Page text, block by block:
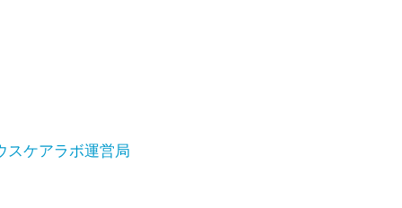
スケアラボ運営局